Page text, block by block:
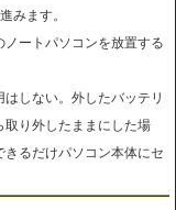
みます。
ートパソコンを放置する
しない。外したバッテリ
り外したままにした場
るだけパソコン本体にセ